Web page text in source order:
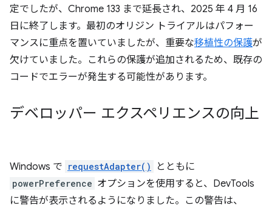
定でしたが、Chrome 133 まで延長され、2025 年 4 月 16
日に終了します。最初のオリジン トライアルはパフォー
マンスに重点を置いていましたが、重要な移植性の保護が
欠けていました。これらの保護が追加されるため、既存の
コードでエラーが発生する可能性があります。
デベロッパー エクスペリエンスの向上
Windows で requestAdapter() とともに
powerPreference オプションを使用すると、DevTools
に警告が表示されるようになりました。この警告は、